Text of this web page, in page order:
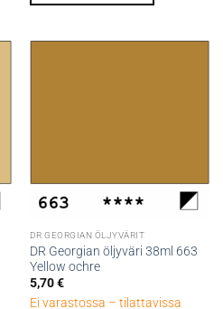
DR GEORGIAN ÖLJYVÄRIT
DR Georgian öljyväri 38ml 663
Yellow ochre
5,70€
Ei varastossa – tilattavissa